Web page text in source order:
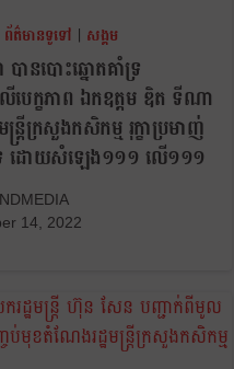
ព័ត៌មានទូទៅ | សង្គម
បានបោះឆ្នោតគាំទ្រ
ើបេក្ខភាព ឯកឧត្តម ឌិត ទីណា
មន្ត្រីក្រសួងកសិកម្ម រុក្ខាប្រមាញ់
ដោយសំឡេង១១១ លើ១១១
14, 2022